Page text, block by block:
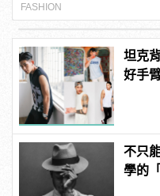
FASHION
坦克
好手
不只
學的